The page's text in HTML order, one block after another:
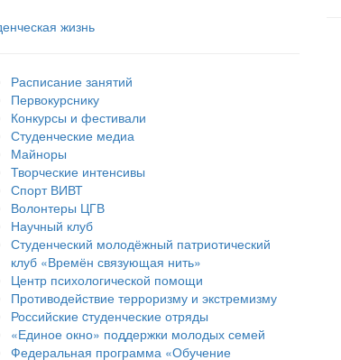
жизнь
Расписание занятий
Первокурснику
Конкурсы и фестивали
Студенческие медиа
Майноры
Творческие интенсивы
Спорт ВИВТ
Волонтеры ЦГВ
Научный клуб
Студенческий молодёжный патриотический
клуб «Времён связующая нить»
Центр психологической помощи
Противодействие терроризму и экстремизму
Российские cтуденческие отряды
«Единое окно» поддержки молодых семей
Федеральная программа «Обучение